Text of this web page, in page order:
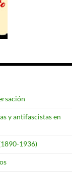
y antifascistas en
1936)